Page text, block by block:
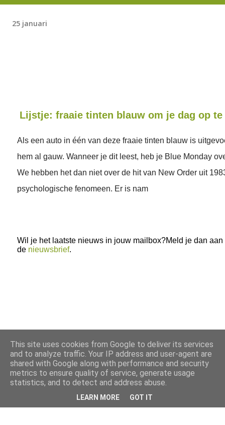
25 januari
Lijstje: fraaie tinten blauw om je dag op
Als een auto in één van deze fraaie tinten blauw is
hem al gauw. Wanneer je dit leest, heb je Blue Monday
We hebben het dan niet over de hit van New Order uit
psychologische fenomeen. Er is nam
Wil je het laatste nieuws in jouw mailbox?Meld je dan aan
de nieuwsbrief.
This site uses cookies from Google to deliver its services
and to analyze traffic. Your IP address and user-agent are
shared with Google along with performance and security
metrics to ensure quality of service, generate usage
statistics, and to detect and address abuse.
LEARN MORE GOT IT